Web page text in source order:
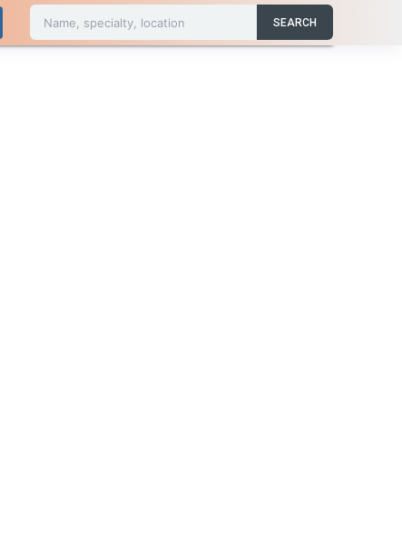
Name, specialty, location SEARCH